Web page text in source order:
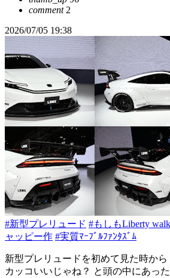
comment2
2026/07/05 19:38
#新型プレリュード #もしもLiberty
ャッピー作 #実質ﾏｰﾌﾞﾙﾌｧﾝﾀｽﾞﾑ
新型プレリュードを初めて見た時か
カッコいいじゃね？ と頭の中にあっ